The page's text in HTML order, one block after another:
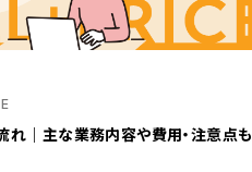
れ｜主な業務内容や費用・注意点も